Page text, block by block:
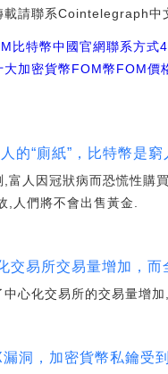
請聯系Cointelegraph中
比特幣中國官網聯系方式
大加密貨幣FOM幣FOM價
的“廁紙”，比特幣是窮
富人因冠狀病而恐慌性購
,人們將不會出售黃金.
交易所交易量增加，
心化交易所的交易量增
洞，加密貨幣私鑰受